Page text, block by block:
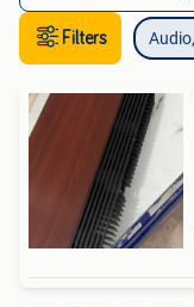
Filters